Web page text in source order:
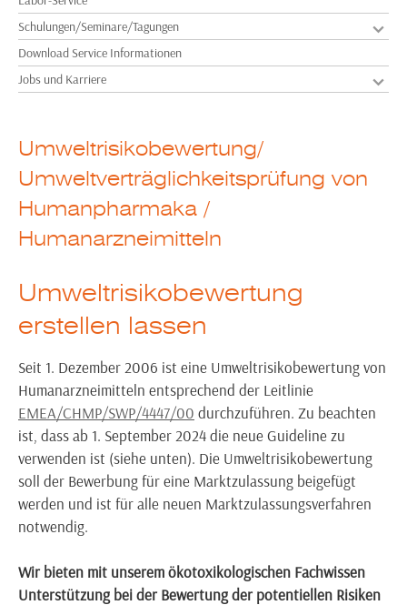
Informationen zum REACH-IUCLID-Seminar
Sachkundelehrgang nach § 11 der ChemVerbotsV
16. bis 18. Juni 2026
Unfälle vermeiden: HAZOP/ LOPA/ Human Factors/ Funktionale
Schulungen/Seminare/Tagungen
Download Service Informationen
Jobs und Karriere
Umweltrisikobewertung/
Umweltverträglichkeitsprüfung von
Humanpharmaka /
Humanarzneimitteln
Umweltrisikobewertung
erstellen lassen
Seit 1. Dezember 2006 ist eine Umweltrisikobewertung von
Humanarzneimitteln entsprechend der Leitlinie
EMEA/CHMP/SWP/4447/00 durchzuführen. Zu beachten
ist, dass ab 1. September 2024 die neue Guideline zu
verwenden ist (siehe unten). Die Umweltrisikobewertung
soll der Bewerbung für eine Marktzulassung beigefügt
werden und ist für alle neuen Marktzulassungsverfahren
notwendig.
Wir bieten mit unserem ökotoxikologischen Fachwissen
Unterstützung bei der Bewertung der potentiellen Risiken